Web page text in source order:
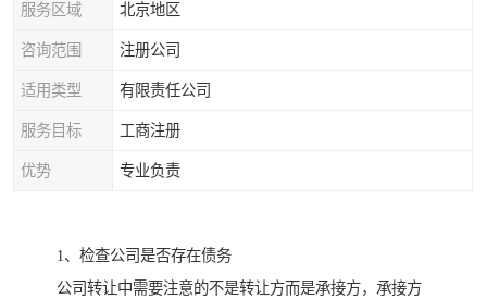
服务区域 北京地区
咨询范围 注册公司
适用类型 有限责任公司
服务目标 工商注册
优势 专业负责
1、检查公司是否存在债务
公司转让中需要注意的不是转让方而是承接方，承接方